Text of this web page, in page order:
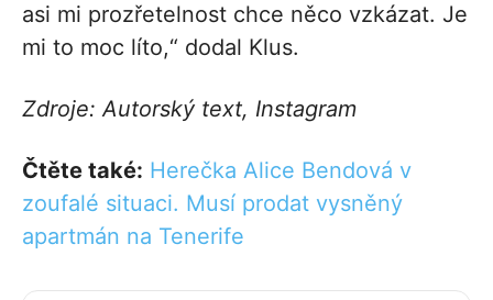
asi mi prozřetelnost chce něco vzkázat. Je
mi to moc líto,“ dodal Klus.
Zdroje: Autorský text, Instagram
Čtěte také: Herečka Alice Bendová v
zoufalé situaci. Musí prodat vysněný
apartmán na Tenerife